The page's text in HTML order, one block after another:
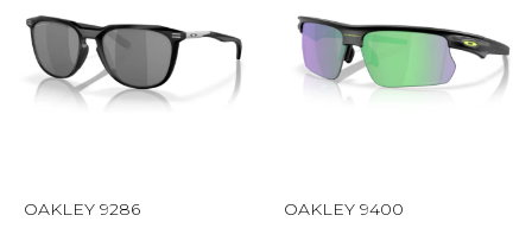
OAKLEY 9286 OAKLEY 9400